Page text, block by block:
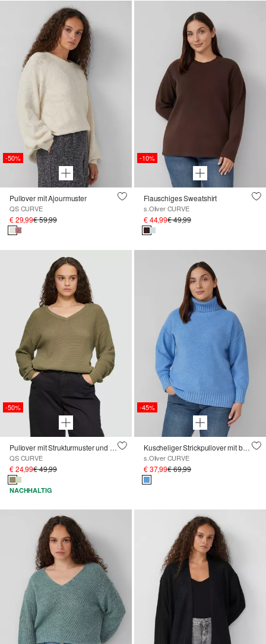
-50%
Pullover mit Ajourmuster
QS CURVE
€ 29,99€ 59,99
-10%
Flauschiges Sweatshirt
s.Oliver CURVE
€ 44,99€ 49,99
-50%
Pullover mit Strukturmuster und V-Ausschnitt
QS CURVE
€ 24,99€ 49,99
NACHHALTIG
-45%
Kuscheliger Strickpullover mit breitem Rollkragen
s.Oliver CURVE
€ 37,99€ 69,99